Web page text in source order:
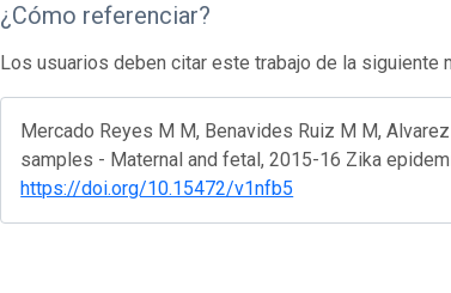
¿Cómo referenciar?
Los usuarios deben citar este trabajo de la siguiente
Mercado Reyes M M, Benavides Ruiz M M,
samples - Maternal and fetal, 2015-16 Zika
https://doi.org/10.15472/v1nfb5